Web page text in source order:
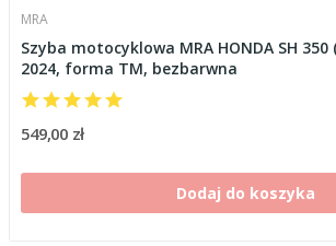
MRA
Szyba motocyklowa MRA HONDA SH 350
2024, forma TM, bezbarwna
549,00 zł
Dodaj do koszyka